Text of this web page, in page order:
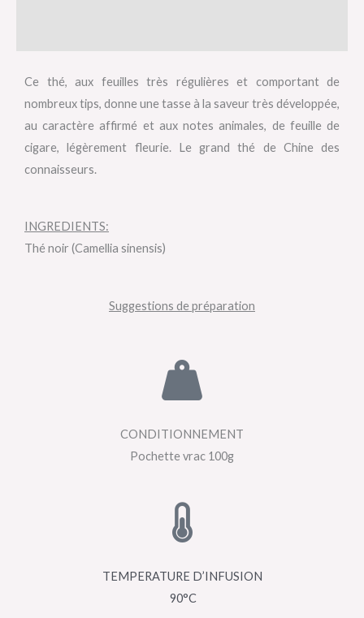
Ce thé, aux feuilles très régulières et comportant de
nombreux tips, donne une tasse à la saveur très développée,
au caractère affirmé et aux notes animales, de feuille de
cigare, légèrement fleurie. Le grand thé de Chine des
connaisseurs.
INGREDIENTS:
Thé noir (Camellia sinensis)
Suggestions de préparation
CONDITIONNEMENT
Pochette vrac 100g
TEMPERATURE D’INFUSION
90°C